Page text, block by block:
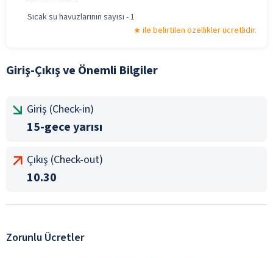
Sıcak su havuzlarının sayısı - 1
ile belirtilen özellikler ücretlidir.
Giriş-Çıkış ve Önemli Bilgiler
Giriş (Check-in)
15-gece yarısı
Çıkış (Check-out)
10.30
Zorunlu Ücretler